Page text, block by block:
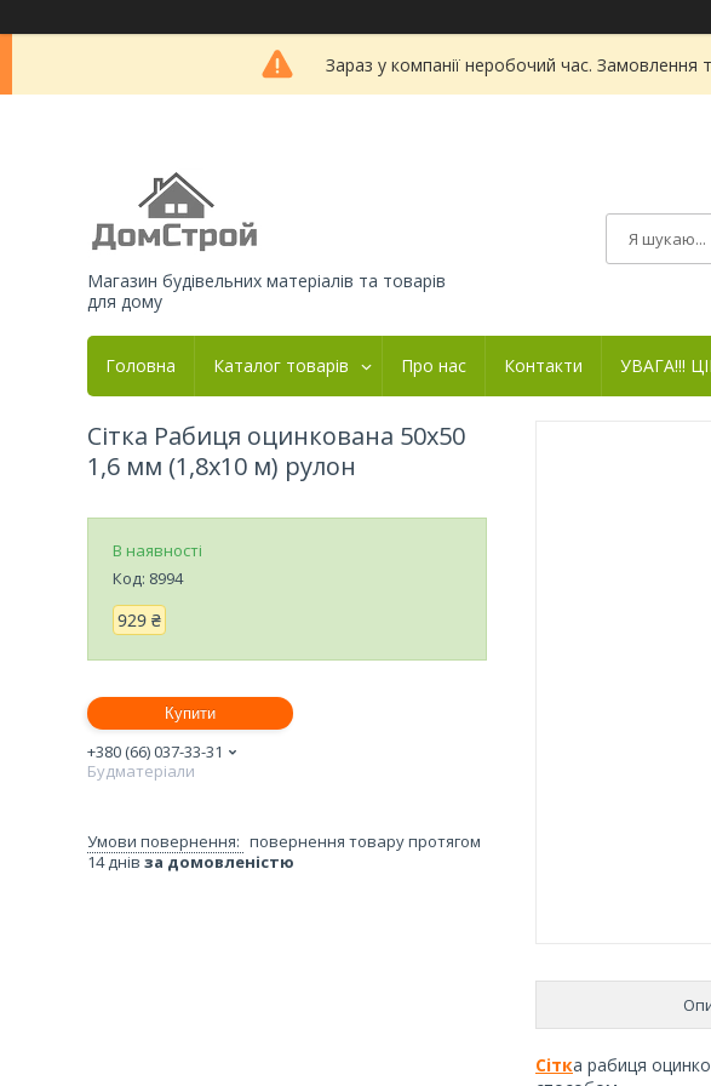
Зараз у компанії неробочий час.
Магазин будівельних матеріалів та товарів
для дому
Головна Каталог товарів Про нас Контакти УВАГА!!!
Сітка рабиця
Сітка Рабиця оцинкована 50х50
1,6 мм (1,8x10 м) рулон
В наявності
Код: 8994
929 ₴
Купити
+380 (66) 037-33-31
Будматеріали
повернення товару протягом
14 днів за домовленістю